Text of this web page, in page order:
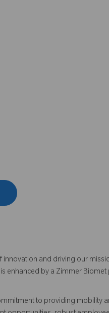
and driving our
enhanced by a Zimmer
to providing mobility